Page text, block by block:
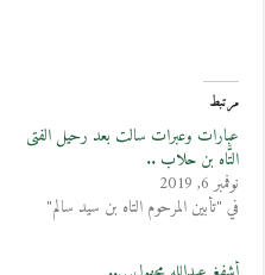
مرتبط
عبارات وعبرات سالت بعد رحيل الفتى
التَّاه بن حلاب ..
نوفمبر 6, 2019
في "تأبين المرحوم التاه بن سيد سالم"